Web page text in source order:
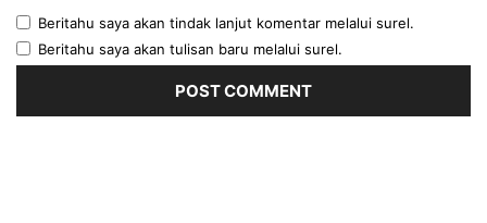
Beritahu saya akan tindak lanjut komentar melalui surel.
Beritahu saya akan tulisan baru melalui surel.